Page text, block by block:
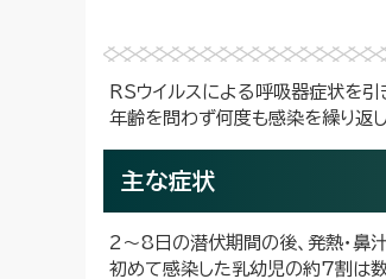
RSウイルスによる呼吸器症状を引
年齢を問わず何度も感染を繰り返
主な症状
2～8日の潜伏期間の後、発熱・鼻
初めて感染した乳幼児の約7割は